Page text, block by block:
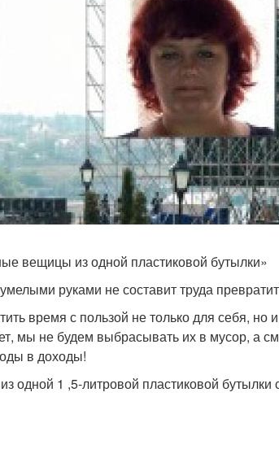
вещицы из одной пластиковой бутылки»
руками не составит труда
время с пользой не только для себя,
мы не будем выбрасывать их в мусор, а
в доходы!
одной 1 ,5-литровой пластиковой